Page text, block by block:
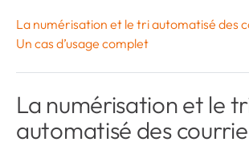
La numérisation et le tri automatisé des
Un cas d’usage complet
La numérisation et le
automatisé des